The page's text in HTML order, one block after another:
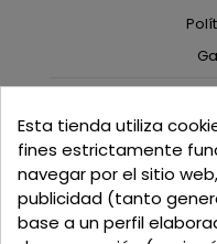
C/
Talavera de
Llamadnos:
Email:
Esta tienda utiliza
fines estrictamente
navegar por el sitio
publicidad (tanto
base a un perfil